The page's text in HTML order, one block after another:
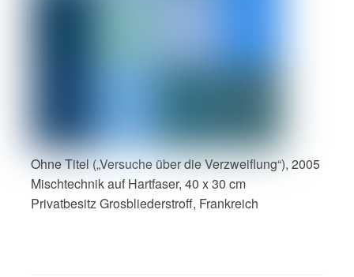
Ohne Titel („Versuche über die Verzweiflung“), 2005
Mischtechnik auf Hartfaser, 40 x 30 cm
Privatbesitz Grosbliederstroff, Frankreich